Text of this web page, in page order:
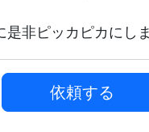
是非ピッカピカにし
依頼する